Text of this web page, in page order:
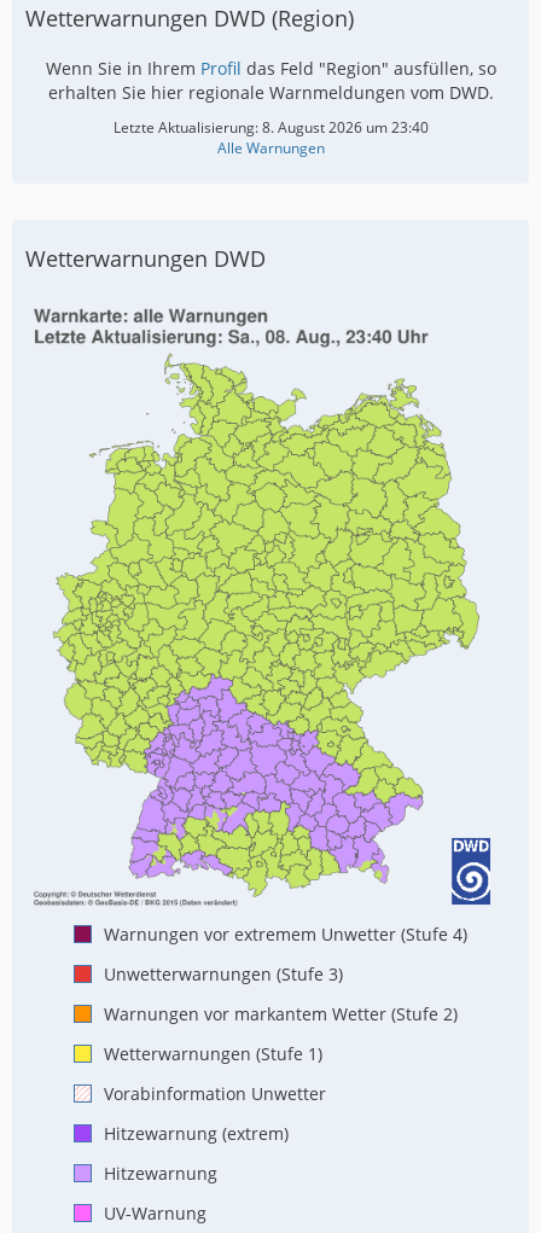
Wetterwarnungen DWD (Region)
Wenn Sie in Ihrem Profil das Feld "Region" ausfüllen, so
erhalten Sie hier regionale Warnmeldungen vom DWD.
Letzte Aktualisierung:8. August 2026 um 23:40
Alle Warnungen
Wetterwarnungen DWD
Warnungen vor extremem Unwetter (Stufe 4)
Unwetterwarnungen (Stufe 3)
Warnungen vor markantem Wetter (Stufe 2)
Wetterwarnungen (Stufe 1)
Vorabinformation Unwetter
Hitzewarnung (extrem)
Hitzewarnung
UV-Warnung